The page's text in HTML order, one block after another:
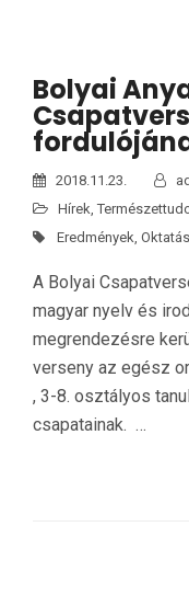
Bolyai
2018.11.23.
Hírek ,
Eredmények Oktatás
A Bolyai
magyar nyelv és
megrendezésre
verseny az egész
, 3-8. osztályos
csapatainak. …